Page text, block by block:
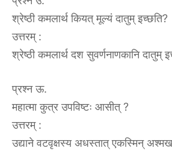
श्रेष्ठी कमलार्थ कियत् मूल्यं दातुम् इच्छति?
उत्तरम्‌ :‌
श्रेष्ठी कमलार्थ दश सुवर्णनाणकानि दातुम्
प्रश्न ऊ.
महात्मा कुत्र उपविष्टः आसीत् ?
उत्तरम्‌ :‌
उद्याने वटवृक्षस्य अधस्तात् एकस्मिन्